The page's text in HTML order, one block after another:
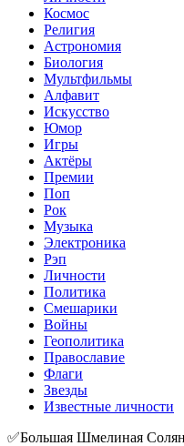
Космос
Религия
Астрономия
Биология
Мультфильмы
Алфавит
Искусство
Юмор
Игры
Актёры
Премии
Поп
Рок
Музыка
Электроника
Рэп
Личности
Политика
Смешарики
Войны
Геополитика
Православие
Флаги
Звезды
Известные личности
✅Большая Шмелиная